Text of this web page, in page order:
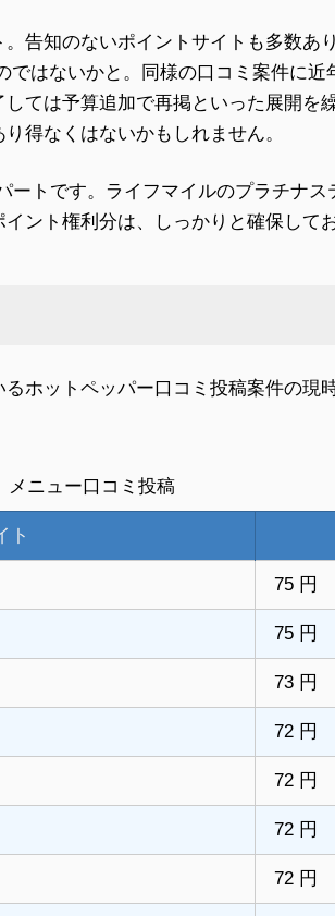
。告知のないポイントサイトも多数あ
ではないかと。同様の口コミ案件に近
ては予算追加で再掲といった展開を
得なくはないかもしれません。
ートです。ライフマイルのプラチナス
ント権利分は、しっかりと確保して
ホットペッパー口コミ投稿案件の現
メニュー口コミ投稿
ト
75 円
75 円
73 円
72 円
72 円
72 円
72 円